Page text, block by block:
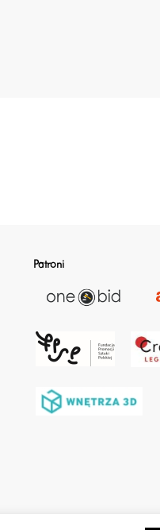
Patroni